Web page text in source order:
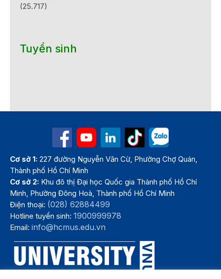
(25.717)
Tuyển sinh
Cơ sở 1: 227 đường Nguyễn Văn Cừ, Phường Chợ Quán,
Thành phố Hồ Chí Minh
Cơ sở 2: Khu đô thị Đại học Quốc gia Thành phố Hồ Chí
Minh, Phường Đông Hoà, Thành phố Hồ Chí Minh
Điện thoại: (028) 62884499
Hotline tuyển sinh:1900999978
Email:info@hcmus.edu.vn